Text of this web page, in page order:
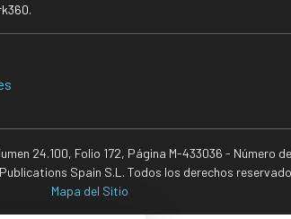
24.100, Folio 172, Página M-433036 - Número
Spain S.L. Todos los derechos
Mapa del Sitio